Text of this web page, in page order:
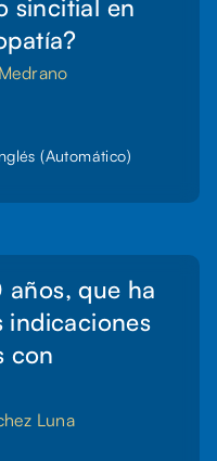
(Automático)
años, que ha
indicaciones
con
Luna